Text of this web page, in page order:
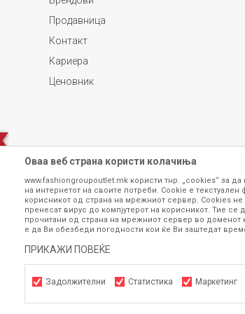
Продавница
Контакт
Кариера
Ценовник
производите кои се изложени на нашата онлајн
се без ниту една грешка или пак дека сите производи
дојде до потреба за замена на производ или
не на телефонскиот број 070 275 363 или на е-маил
Оваа веб страна користи колачиња
www.fashiongroupoutlet.mk користи тнр. „cookies“ за
на интернетот на своите потреби. Cookie е текстуален
корисникот од страна на мрежниот сервер. Cookies
пренесат вирус до компјутерот на корисникот. Тие
прочитани од страна на мрежниот сервер во доменот
е да Ви обезбеди погодности кои ќе Ви заштедат
ПРИКАЖИ ПОВЕЌЕ
Задолжителни Статистика Маркетинг